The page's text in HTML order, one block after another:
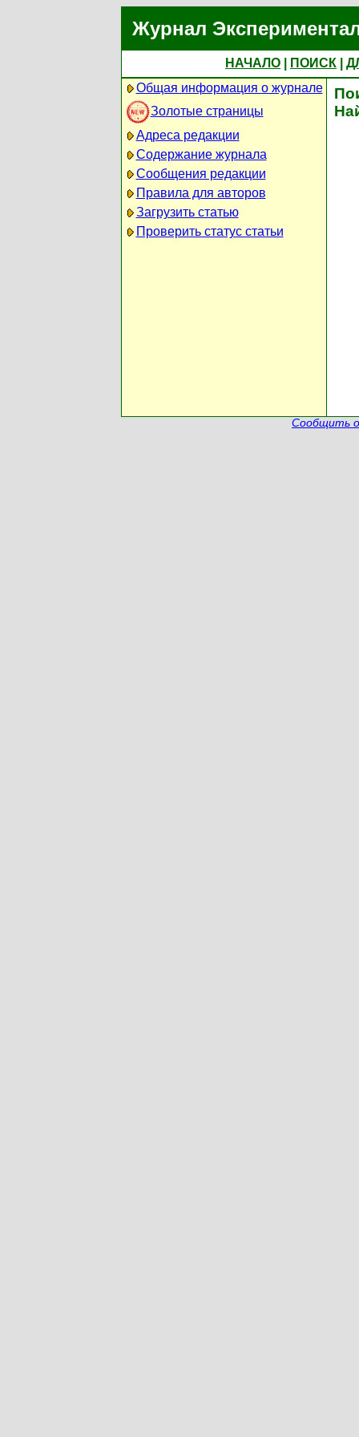
Журнал
НАЧАЛО ПОИСК
Общая информация о журнале
Золотые страницы
Адреса редакции
Содержание журнала
Сообщения редакции
Правила для авторов
Загрузить статью
Проверить статус статьи
Сообщить о